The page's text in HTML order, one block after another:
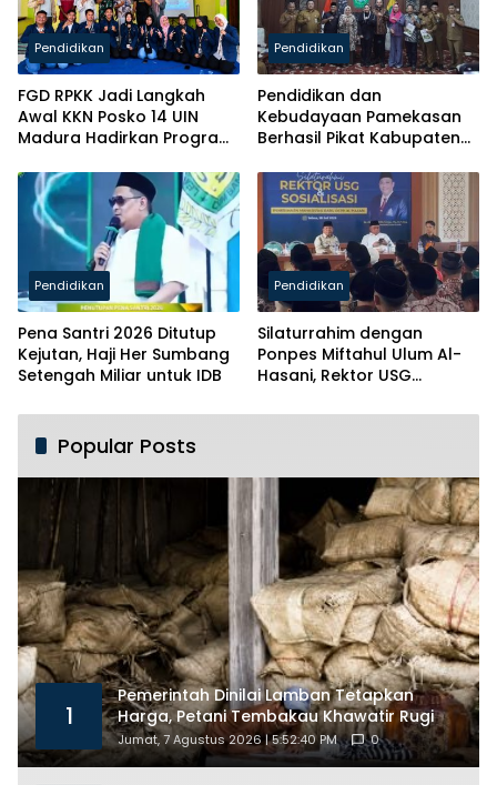
Pendidikan
FGD RPKK Jadi Langkah
Awal KKN Posko 14 UIN
Madura Hadirkan Program
Pendidikan
Pendidikan dan
Kebudayaan Pamekasan
Berhasil Pikat Kabupaten
Pendidikan
Pena Santri 2026 Ditutup
Kejutan, Haji Her Sumbang
Setengah Miliar untuk IDB
Pendidikan
Silaturrahim dengan
Ponpes Miftahul Ulum Al-
Hasani, Rektor USG
Beasiswa
Popular Posts
1
Pemerintah Dinilai Lamban Tetapkan
Harga, Petani Tembakau Khawatir Rugi
Jumat, 7 Agustus 2026 | 5:52:40 PM 0